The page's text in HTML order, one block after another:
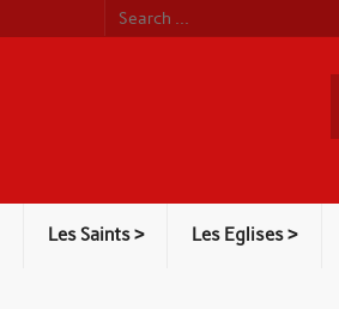
Les Saints > Les Eglises >